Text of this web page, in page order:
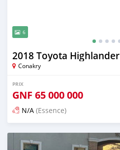
6
2018 Toyota Highlander
Conakry
PRIX
GNF 65 000 000
N/A (Essence)
Publié il y a plus d'un an